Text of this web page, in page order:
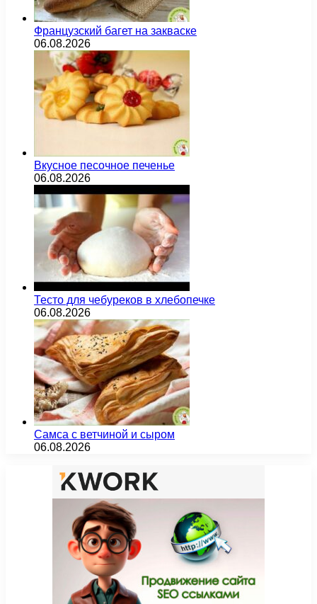
Французский багет на закваске
06.08.2026
Вкусное песочное печенье
06.08.2026
Тесто для чебуреков в хлебопечке
06.08.2026
Самса с ветчиной и сыром
06.08.2026